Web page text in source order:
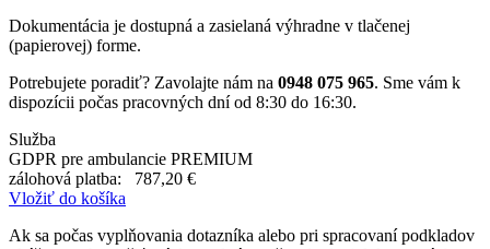
Dokumentácia je dostupná a zasielaná výhradne v tlačenej
(papierovej) forme.
Potrebujete poradiť? Zavolajte nám na 0948 075 965. Sme vám k
dispozícii počas pracovných dní od 8:30 do 16:30.
Služba
GDPR pre ambulancie PREMIUM
zálohová platba: 787,20 €
Vložiť do košíka
Ak sa počas vyplňovania dotazníka alebo pri spracovaní podkladov